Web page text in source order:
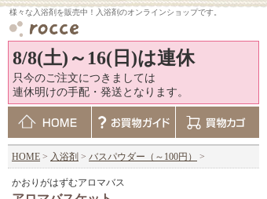
様々な入浴剤を販売中！入浴剤のオンラインショップです。
8/8(土)～16(日)は連休
只今のご注文につきましては
連休明けの手配・発送となります。
HOME > 入浴剤 > バスパウダー（～100円） >
かおりがはずむアロマバス